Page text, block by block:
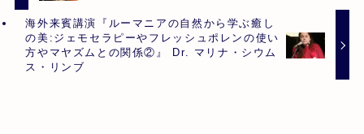
海外来賓講演『ルーマニアの自然から学ぶ癒し
の美:ジェモセラピーやフレッシュポレンの使い
方やマヤズムとの関係②』 Dr. マリナ・シウム
ス・リンブ